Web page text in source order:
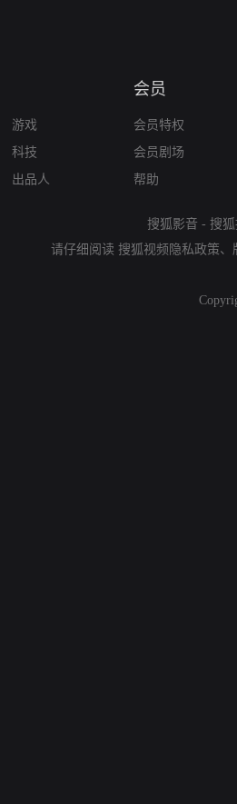
游戏
科技
出品人
会员
会员特权
会员剧场
帮助
搜狐影音 - 搜
请仔细阅读 搜狐视频隐私政策、